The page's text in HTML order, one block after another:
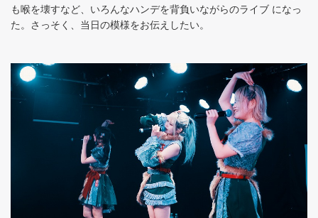
も喉を壊すなど、いろんなハンデを背負いながらのライブ になっ
た。さっそく、当日の模様をお伝えしたい。